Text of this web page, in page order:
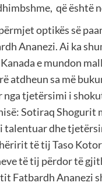
që është
optikës së
Ananezi. Ai ka
e mundon
atdheun sa më
nga tjetërsimi i
Sotiraq Shogurit
talentuar dhe
të tij Taso
të tij përdor të
Fatbardh Ananezi